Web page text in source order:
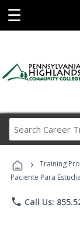
☰
› Training
Paciente Para
phone Call Us: